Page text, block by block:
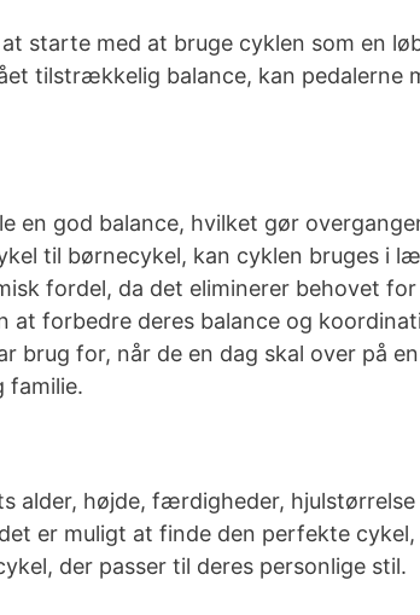
starte med at bruge cyklen som en
tilstrækkelig balance, kan pedalerne
en god balance, hvilket gør
til børnecykel, kan cyklen bruges i
fordel, da det eliminerer behovet
at forbedre deres balance og
for, når de en dag skal over på
familie.
højde, færdigheder,
er muligt at finde den perfekte
der passer til deres personlige stil.